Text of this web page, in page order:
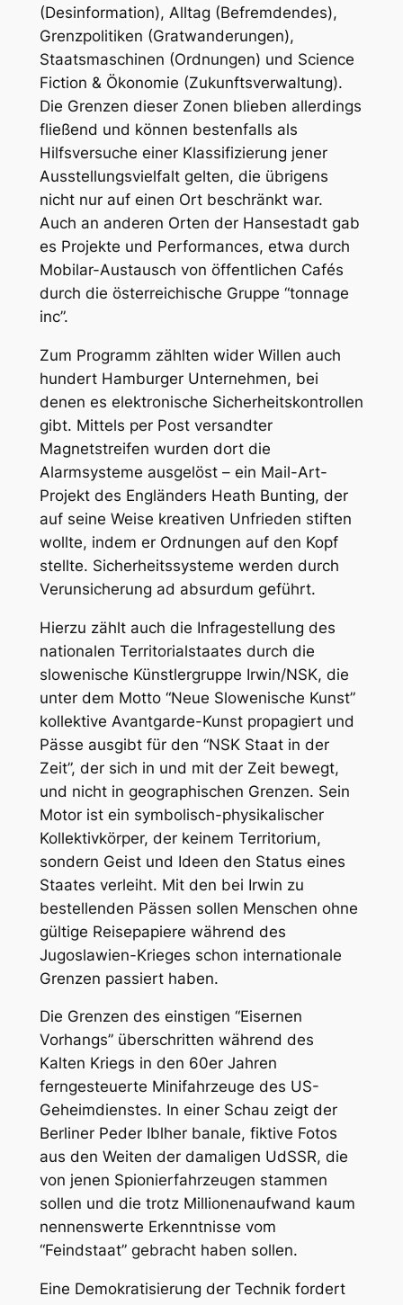
(Desinformation), Alltag (Befremdendes),
Grenzpolitiken (Gratwanderungen),
Staatsmaschinen (Ordnungen) und Science
Fiction & Ökonomie (Zukunftsverwaltung).
Die Grenzen dieser Zonen blieben allerdings
fließend und können bestenfalls als
Hilfsversuche einer Klassifizierung jener
Ausstellungsvielfalt gelten, die übrigens
nicht nur auf einen Ort beschränkt war.
Auch an anderen Orten der Hansestadt gab
es Projekte und Performances, etwa durch
Mobilar-Austausch von öffentlichen Cafés
durch die österreichische Gruppe “tonnage
inc”.
Zum Programm zählten wider Willen auch
hundert Hamburger Unternehmen, bei
denen es elektronische Sicherheitskontrollen
gibt. Mittels per Post versandter
Magnetstreifen wurden dort die
Alarmsysteme ausgelöst – ein Mail-Art-
Projekt des Engländers Heath Bunting, der
auf seine Weise kreativen Unfrieden stiften
wollte, indem er Ordnungen auf den Kopf
stellte. Sicherheitssysteme werden durch
Verunsicherung ad absurdum geführt.
Hierzu zählt auch die Infragestellung des
nationalen Territorialstaates durch die
slowenische Künstlergruppe Irwin/NSK, die
unter dem Motto “Neue Slowenische Kunst”
kollektive Avantgarde-Kunst propagiert und
Pässe ausgibt für den “NSK Staat in der
Zeit”, der sich in und mit der Zeit bewegt,
und nicht in geographischen Grenzen. Sein
Motor ist ein symbolisch-physikalischer
Kollektivkörper, der keinem Territorium,
sondern Geist und Ideen den Status eines
Staates verleiht. Mit den bei Irwin zu
bestellenden Pässen sollen Menschen ohne
gültige Reisepapiere während des
Jugoslawien-Krieges schon internationale
Grenzen passiert haben.
Die Grenzen des einstigen “Eisernen
Vorhangs” überschritten während des
Kalten Kriegs in den 60er Jahren
ferngesteuerte Minifahrzeuge des US-
Geheimdienstes. In einer Schau zeigt der
Berliner Peder Iblher banale, fiktive Fotos
aus den Weiten der damaligen UdSSR, die
von jenen Spionierfahrzeugen stammen
sollen und die trotz Millionenaufwand kaum
nennenswerte Erkenntnisse vom
“Feindstaat” gebracht haben sollen.
Eine Demokratisierung der Technik fordert